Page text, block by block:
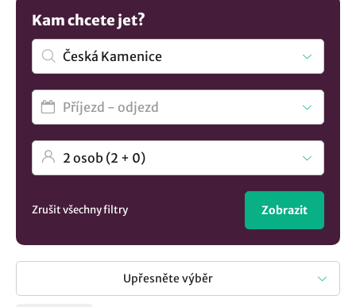
..
Kam chcete jet?
Zrušit všechny filtry Zobrazit
Upřesněte výběr